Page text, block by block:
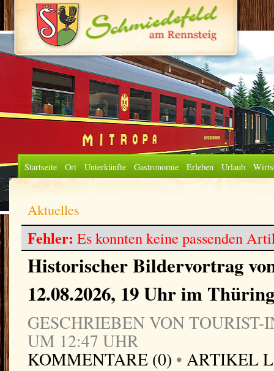
Startseite Ort Unterkünfte Gastronomie Erleben Urlaub
Aktuelles
Fehler: Es konnten keine passenden
Historischer Bildervortrag
12.08.2026, 19 Uhr im
GESCHRIEBEN VON TOURIST-
UM 12:47 UHR
KOMMENTARE (0) • ARTIKEL